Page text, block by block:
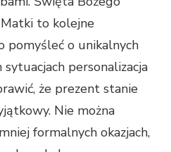
Matki to kolejne
pomyśleć o unikalnych
personalizacja
że prezent stanie
Nie można
formalnych okazjach,